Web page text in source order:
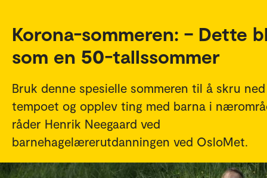
Korona-sommeren: – Dette
som en 50-tallssommer
Bruk denne spesielle sommeren til å skru ned
tempoet og opplev ting med barna i
råder Henrik Neegaard ved
barnehagelærerutdanningen ved OsloMet.